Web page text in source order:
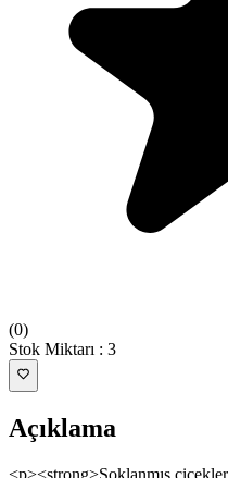
(0)
Stok Miktarı : 3
Açıklama
<p><strong>Şoklanmış